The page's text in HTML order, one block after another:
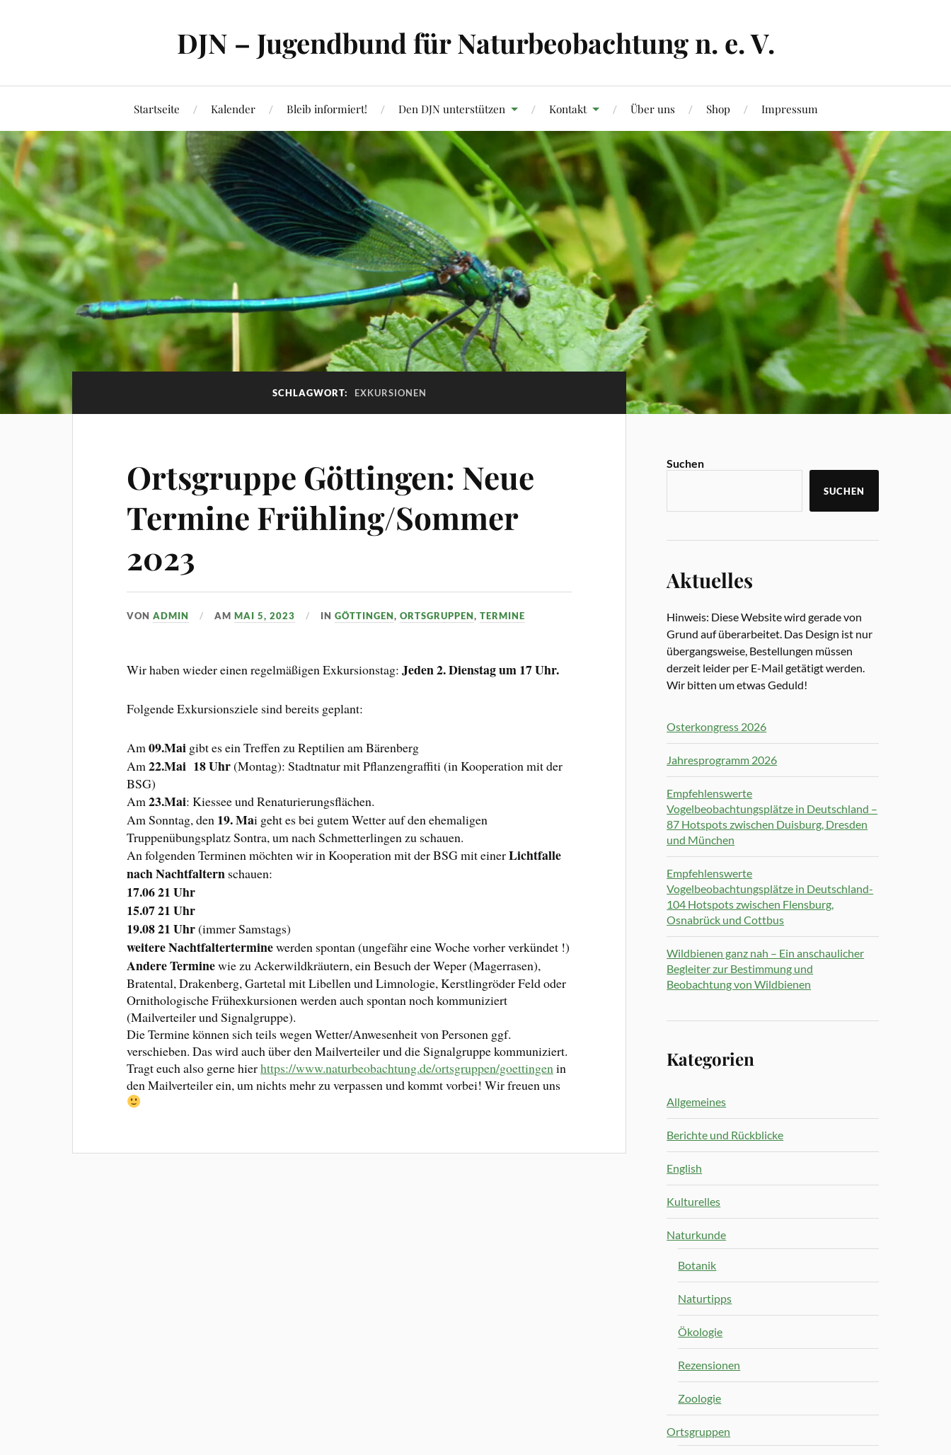
DJN – Jugendbund für Naturbeobachtung n. e. V.
Startseite Kalender Bleib informiert! Den DJN unterstützen Kontakt Über uns Shop Impressum
SCHLAGWORT: EXKURSIONEN
Ortsgruppe Göttingen: Neue
Termine Frühling/Sommer
2023
VONADMIN AMMAI 5, 2023 INGÖTTINGEN,ORTSGRUPPEN,TERMINE
Wir haben wieder einen regelmäßigen Exkursionstag:Jeden 2. Dienstag um 17 Uhr.
Folgende Exkursionsziele sind bereits geplant:
Am09.Mai gibt es ein Treffen zu Reptilien am Bärenberg
Am22.Mai 18 Uhr(Montag): Stadtnatur mit Pflanzengraffiti (in Kooperation mit der
BSG)
Am23.Mai: Kiessee und Renaturierungsflächen.
Am Sonntag, den 19. Mai geht es bei gutem Wetter auf den ehemaligen
Truppenübungsplatz Sontra, um nach Schmetterlingen zu schauen.
An folgenden Terminen möchten wir in Kooperation mit der BSG mit einerLichtfalle
nach Nachtfaltern schauen:
17.06 21 Uhr
15.07 21 Uhr
19.08 21 Uhr(immer Samstags)
weitere Nachtfalterterminewerden spontan (ungefähr eine Woche vorher verkündet !)
Andere Terminewie zu Ackerwildkräutern, ein Besuch der Weper (Magerrasen),
Bratental, Drakenberg, Gartetal mit Libellen und Limnologie, Kerstlingröder Feld oder
Ornithologische Frühexkursionen werden auch spontan noch kommuniziert
(Mailverteiler und Signalgruppe).
Die Termine können sich teils wegen Wetter/Anwesenheit von Personen ggf.
verschieben. Das wird auch über den Mailverteiler und die Signalgruppe kommuniziert.
Tragt euch also gerne hierhttps://www.naturbeobachtung.de/ortsgruppen/goettingen in
den Mailverteiler ein, um nichts mehr zu verpassen und kommt vorbei! Wir freuen uns
Suchen
SUCHEN
Aktuelles
Hinweis: Diese Website wird gerade von
Grund auf überarbeitet. Das Design ist nur
übergangsweise, Bestellungen müssen
derzeit leider per E-Mail getätigt werden.
Wir bitten um etwas Geduld!
Osterkongress 2026
Jahresprogramm 2026
Empfehlenswerte
Vogelbeobachtungsplätze in Deutschland –
87 Hotspots zwischen Duisburg, Dresden
und München
Empfehlenswerte
Vogelbeobachtungsplätze in Deutschland-
104 Hotspots zwischen Flensburg,
Osnabrück und Cottbus
Wildbienen ganz nah – Ein anschaulicher
Begleiter zur Bestimmung und
Beobachtung von Wildbienen
Kategorien
Allgemeines
Berichte und Rückblicke
English
Kulturelles
Naturkunde
Botanik
Naturtipps
Ökologie
Rezensionen
Zoologie
Ortsgruppen